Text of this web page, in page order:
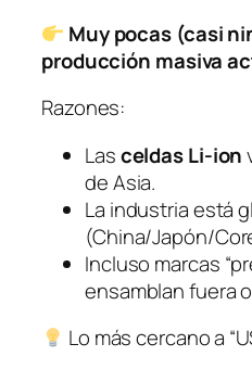
Muy pocas (casi
producción masiva
Razones:
Lasceldas Li-ion
de Asia.
La industria está
(China/Japón/
Incluso marcas
ensamblan fuera
Lo más cercano a